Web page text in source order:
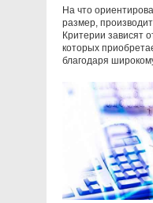
На что
размер,
Критерии зависят
которых
благодаря